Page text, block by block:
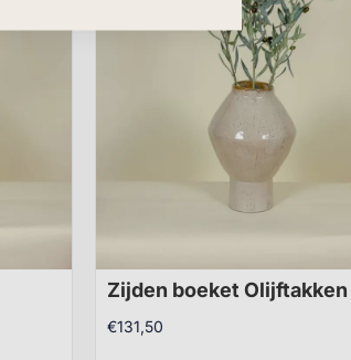
Zijden boeket Olijftakken
€131,50